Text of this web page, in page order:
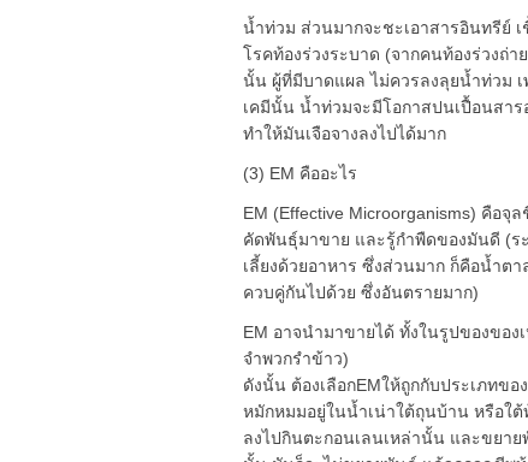
น้ำท่วม ส่วนมากจะชะเอาสารอินทรีย์
โรคท้องร่วงระบาด (จากคนท้องร่วงถ่
นั้น ผู้ที่มีบาดแผล ไม่ควรลงลุยน้ำท่วม
เคมีนั้น น้ำท่วมจะมีโอกาสปนเปื้อนสา
ทำให้มันเจือจางลงไปได้มาก
(3) EM คืออะไร
EM (Effective Microorganisms) คือจุ
คัดพันธุ์มาขาย และรู้กำพืดของมันดี (ร
เลี้ยงด้วยอาหาร ซึ่งส่วนมาก ก็คือน้ำต
ควบคู่กันไปด้วย ซึ่งอันตรายมาก)
EM อาจนำมาขายได้ ทั้งในรูปของของ
จำพวกรำข้าว)
ดังนั้น ต้องเลือกEMให้ถูกกับประเภท
หมักหมมอยู่ในน้ำเน่าใต้ถุนบ้าน หรือใ
ลงไปกินตะกอนเลนเหล่านั้น และขยา